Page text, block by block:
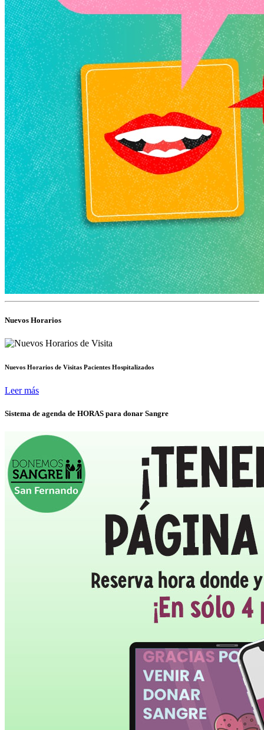
Nuevos Horarios
Nuevos Horarios de Visitas Pacientes Hospitalizados
Leer más
Sistema de agenda de HORAS para donar Sangre